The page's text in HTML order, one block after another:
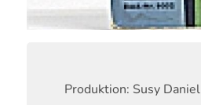
Produktion: Susy Daniel